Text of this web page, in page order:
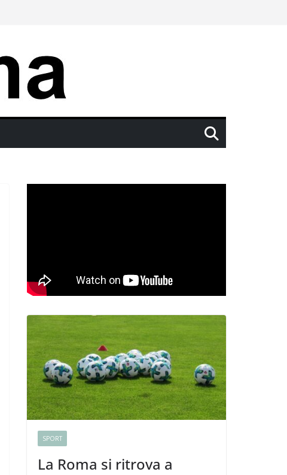
SPORT
La Roma si ritrova a